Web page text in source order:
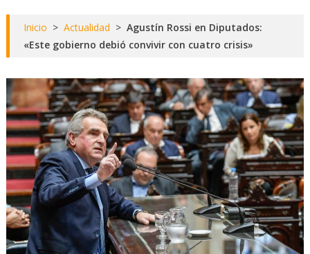
Inicio > Actualidad > Agustín Rossi en Diputados:
«Este gobierno debió convivir con cuatro crisis»